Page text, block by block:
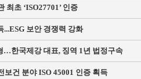
최초 ‘ISO27701’ 인증
...ESG 보안 경쟁력 강화
…한국제강 대표, 징역 1년 법정구속
보건 분야 ISO 45001 인증 획득